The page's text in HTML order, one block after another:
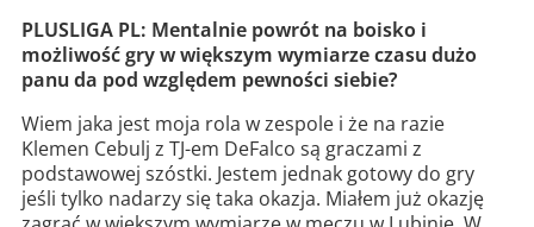
PLUSLIGA PL: Mentalnie powrót na boisko i
możliwość gry w większym wymiarze czasu dużo
panu da pod względem pewności siebie?
Wiem jaka jest moja rola w zespole i że na razie
Klemen Cebulj z TJ-em DeFalco są graczami z
podstawowej szóstki. Jestem jednak gotowy do gry
jeśli tylko nadarzy się taka okazja. Miałem już okazję